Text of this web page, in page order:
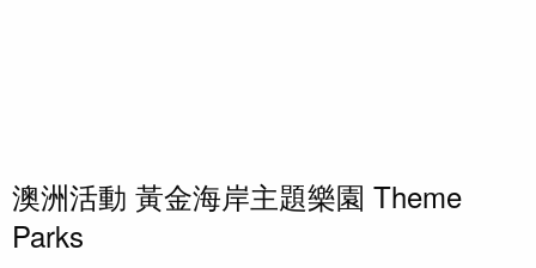
澳洲活動 黃金海岸主題樂園 Theme
Parks